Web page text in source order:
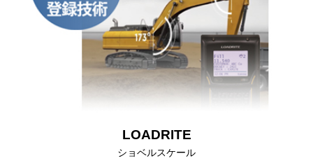
LOADRITE
ショベルスケール